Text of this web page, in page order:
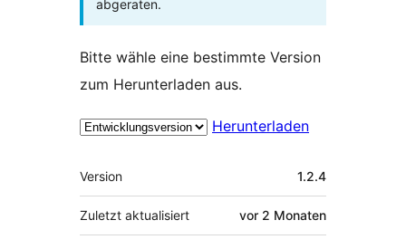
abgeraten.
Bitte wähle eine bestimmte Version
zum Herunterladen aus.
Herunterladen
Meta
Version 1.2.4
Zuletzt aktualisiert vor 2 Monaten